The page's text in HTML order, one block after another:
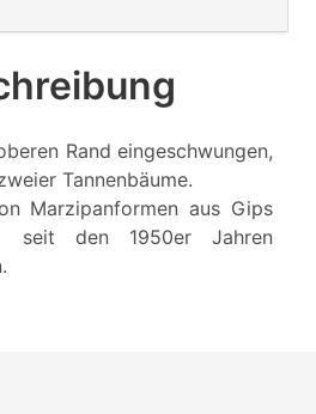
Rand eingeschwungen,
Tannenbäume.
Marzipanformen aus Gips
seit den 1950er Jahren